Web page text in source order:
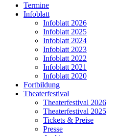
Termine
Infoblatt
Infoblatt 2026
Infoblatt 2025
Infoblatt 2024
Infoblatt 2023
Infoblatt 2022
Infoblatt 2021
Infoblatt 2020
Fortbildung
Theaterfestival
Theaterfestival 2026
Theaterfestival 2025
Tickets & Preise
Presse